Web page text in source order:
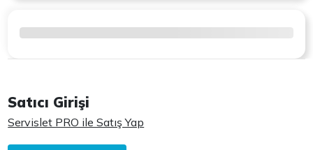
Satıcı Girişi
Servislet PRO ile Satış Yap